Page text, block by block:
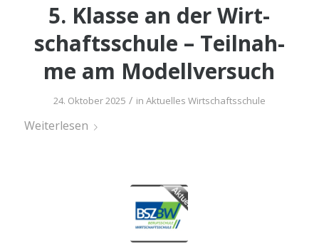
5. Klas­se an der Wirt­
schafts­schu­le – Teil­nah­
me am Modellversuch
24. Oktober 2025 / in Aktuelles Wirtschaftsschule
Wei­ter­le­sen